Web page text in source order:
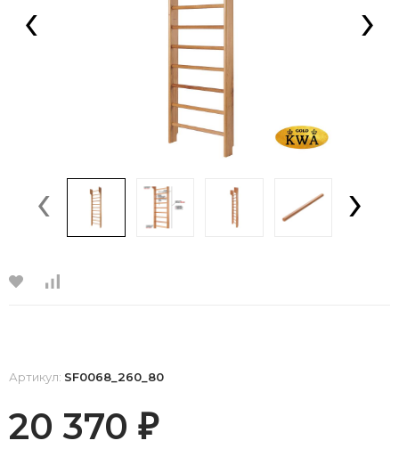
‹ ›
‹ ›
Артикул: SF0068_260_80
20 370 ₽